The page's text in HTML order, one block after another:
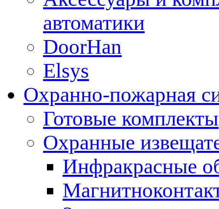
автоматики
DoorHan
Elsys
Охранно-пожарная
Готовые комплекты
Охранные
Инфракрасные